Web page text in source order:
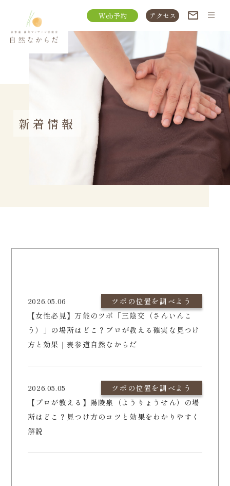
Web予約 アクセス
新着情報
2026.05.06
ツボの位置を調べよう
【女性必見】万能のツボ「三陰交（さんいんこ
う）」の場所はどこ？プロが教える確実な見つけ
方と効果｜表参道自然なからだ
2026.05.05
ツボの位置を調べよう
【プロが教える】陽陵泉（ようりょうせん）の場
所はどこ？見つけ方のコツと効果をわかりやすく
解説